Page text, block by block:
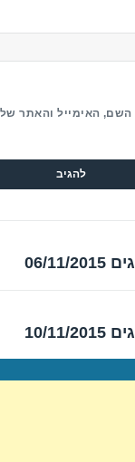
השם, האימייל והאתר
2015
2015